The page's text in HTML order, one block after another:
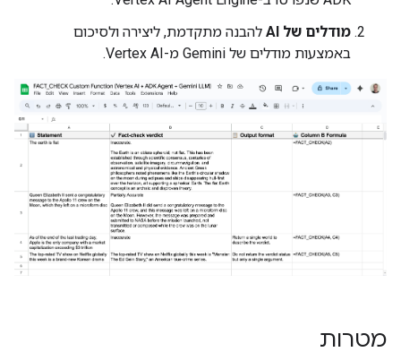
מודלים של AI
להבנה מתקדמת, ליצירה ולסיכום
באמצעות מודלים של Gemini מ-Vertex AI.
מטרות